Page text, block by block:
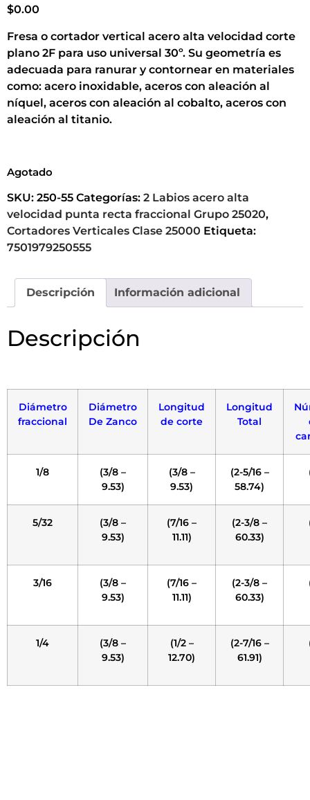
$0.00
Fresa o cortador vertical acero alta velocidad corte
plano 2F para uso universal 30º. Su geometría es
adecuada para ranurar y contornear en materiales
como: acero inoxidable, aceros con aleación al
níquel, aceros con aleación al cobalto, aceros con
aleación al titanio.
Agotado
SKU: 250-55 Categorías: 2 Labios acero alta
velocidad punta recta fraccional Grupo 25020,
Cortadores Verticales Clase 25000 Etiqueta:
7501979250555
Descripción Información adicional
Descripción
Diámetro
fraccional
Diámetro
De Zanco
Longitud
de corte
Longitud
Total
1/8
(3/8 –
9.53)
(3/8 –
9.53)
(2-5/16 –
58.74)
5/32
(3/8 –
9.53)
(7/16 –
11.11)
(2-3/8 –
60.33)
3/16
(3/8 –
9.53)
(7/16 –
11.11)
(2-3/8 –
60.33)
1/4
(3/8 –
9.53)
(1/2 –
12.70)
(2-7/16 –
61.91)